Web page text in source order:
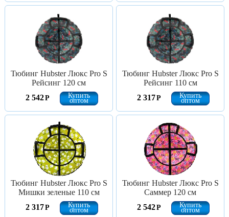
Тюбинг Hubster Люкс Pro S
Рейсинг 120 см
2 542Р Купить
оптом
Тюбинг Hubster Люкс Pro S
Рейсинг 110 см
2 317Р Купить
оптом
Тюбинг Hubster Люкс Pro S
Мишки зеленые 110 см
2 317Р Купить
оптом
Тюбинг Hubster Люкс Pro S
Саммер 120 см
2 542Р Купить
оптом